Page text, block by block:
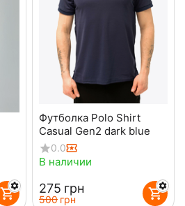
Футболка Polo Shirt
Casual Gen2 dark blue
0.0
В наличии
‍275‍ грн
‍500‍ грн